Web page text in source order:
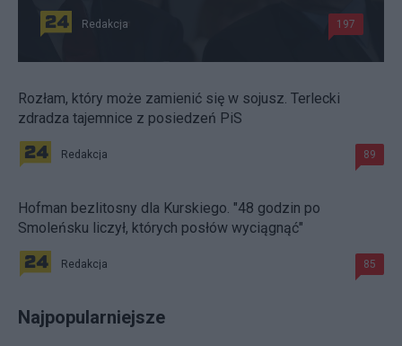
Redakcja 197
Rozłam, który może zamienić się w sojusz. Terlecki
zdradza tajemnice z posiedzeń PiS
Redakcja 89
Hofman bezlitosny dla Kurskiego. "48 godzin po
Smoleńsku liczył, których posłów wyciągnąć"
Redakcja 85
Najpopularniejsze